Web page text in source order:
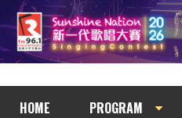
HOME PROGRAM